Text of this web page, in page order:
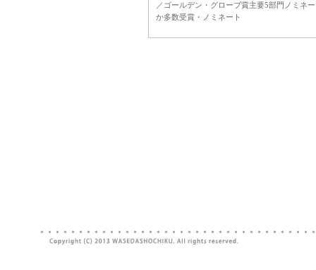
／ゴールデン・グローブ賞主要5部門ノミネ
か多数受賞・ノミネート